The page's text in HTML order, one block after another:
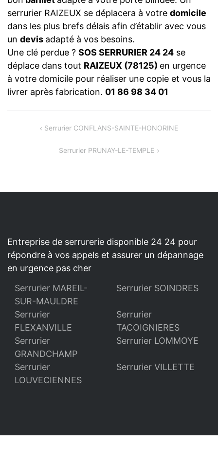
serrurier RAIZEUX se déplacera à votre domicile
dans les plus brefs délais afin d’établir avec vous
un devis adapté à vos besoins.
Une clé perdue ? SOS SERRURIER 24 24 se
déplace dans tout RAIZEUX (78125) en urgence
à votre domicile pour réaliser une copie et vous la
livrer après fabrication. 01 86 98 34 01
NAVIGATIONSerrurier CONFLANS-SAINTE-HONORINE
Serrurier PRUNAY-LE-TEMPLE
Entreprise de serrurerie disponible 24 24 pour
répondre à vos appels et assurer un dépannage
en urgence pas cher
Serrurier MAREIL-
SUR-MAULDRE
Serrurier SOINDRES
Serrurier
FLEXANVILLE
Serrurier
TACOIGNIERES
Serrurier
GRANDCHAMP
Serrurier LOMMOYE
Serrurier
LOUVECIENNES
Serrurier VILLETTE